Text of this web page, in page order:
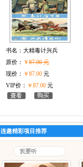
书名： 大精毒计兴兵
原价： ￥87.00 元
现价： ￥87.00元
VIP价： ￥87.00元
连趣精彩项目推荐